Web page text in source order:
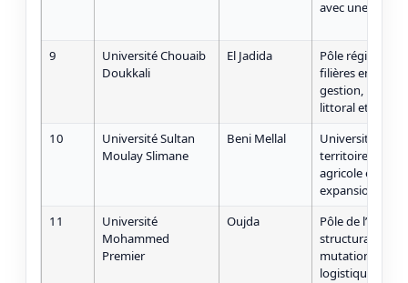
avec une offre
9
Université Chouaib
Doukkali
El Jadida
Pôle régional
filières en
gestion, lettres
littoral et à
10
Université Sultan
Moulay Slimane
Beni Mellal
Université
territoire à
agricole et
expansion sur
11
Université
Mohammed
Premier
Oujda
Pôle de
structurant
mutation
logistique,